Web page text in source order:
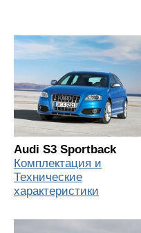
Audi S3 Sportback
Комплектация и
Технические
характеристики